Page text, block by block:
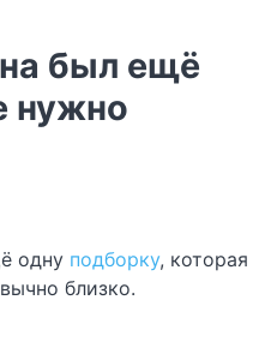
был ещё
нужно
одну подборку, которая
близко.